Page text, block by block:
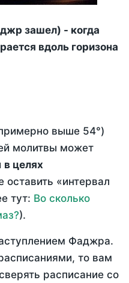
зашел) - когда
вдоль горизона
выше 54°)
молитвы может
в целях
оставить «интервал
тут: Во сколько
).
Фаджра.
то вам
расписание со